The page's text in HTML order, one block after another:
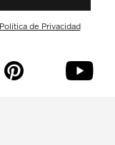
Política de Privacidad
p y